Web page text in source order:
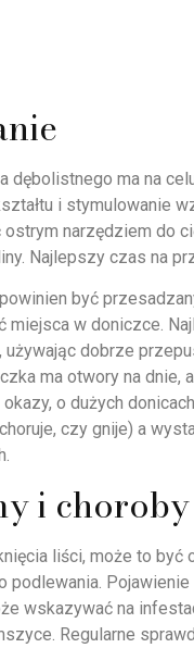
dębolistnego ma na
i stymulowanie
narzędziem do
Najlepszy czas na
być
miejsca w doniczce.
dobrze
ma otwory na dnie,
o dużych
czy gnije) a
i choroby
liści, może to być
podlewania.
wskazywać na
Regularne